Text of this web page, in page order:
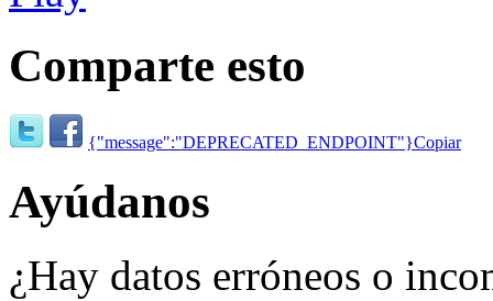
Comparte esto
{"message":"DEPRECATED_ENDPOINT"}Copiar
Ayúdanos
¿Hay datos erróneos o